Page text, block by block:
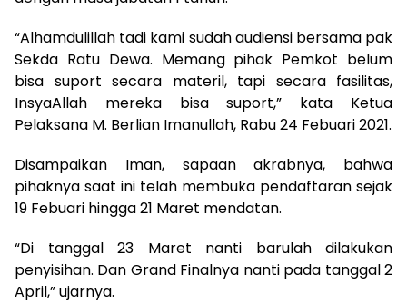
“Alhamdulillah tadi kami sudah audiensi bersama pak
Sekda Ratu Dewa. Memang pihak Pemkot belum
bisa suport secara materil, tapi secara fasilitas,
InsyaAllah mereka bisa suport,” kata Ketua
Pelaksana M. Berlian Imanullah, Rabu 24 Febuari 2021.
Disampaikan Iman, sapaan akrabnya, bahwa
pihaknya saat ini telah membuka pendaftaran sejak
19 Febuari hingga 21 Maret mendatan.
“Di tanggal 23 Maret nanti barulah dilakukan
penyisihan. Dan Grand Finalnya nanti pada tanggal 2
April,” ujarnya.